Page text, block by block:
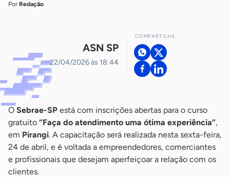
Por Redação
ASN SP
22/04/2026 às 18:44
COMPARTILHE
O Sebrae-SP está com inscrições abertas para o curso
gratuito “Faça do atendimento uma ótima experiência”,
em Pirangi. A capacitação será realizada nesta sexta-feira,
24 de abril, e é voltada a empreendedores, comerciantes
e profissionais que desejam aperfeiçoar a relação com os
clientes.